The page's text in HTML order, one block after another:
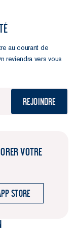
au courant de
reviendra vers vous
Rejoindre
VOTRE
store